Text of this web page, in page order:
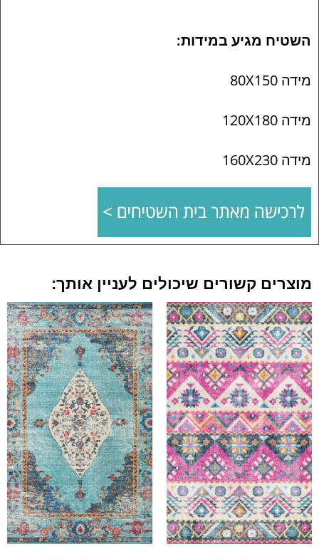
השטיח מגיע במידות:
מידה 80X150
מידה 120X180
מידה 160X230
מוצרים קשורים שיכולים לעניין אותך: